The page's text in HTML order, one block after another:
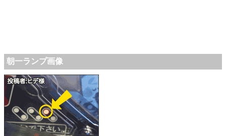
朝一ランプ画像